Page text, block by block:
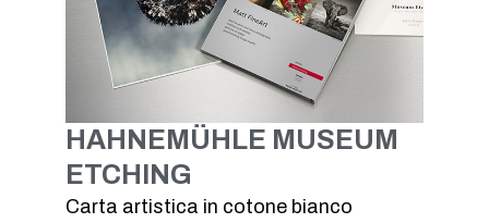
HAHNEMÜHLE MUSEUM
ETCHING
Carta artistica in cotone bianco